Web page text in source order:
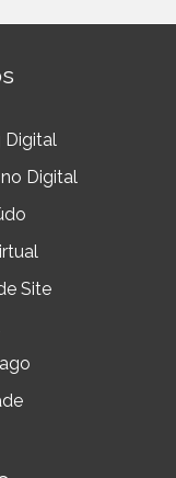
Digital
Digital
Site